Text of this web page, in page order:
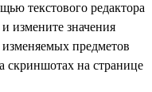
текстового редактора
измените значения
предметов
скриншотах на странице